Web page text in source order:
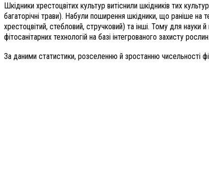
Шкідники хрестоцвітих культур витіснили шкідників тих
багаторічні трави). Набули поширення шкідники, що раніше на
хрестоцвітий, стебловий, стручковий) та інші. Тому для науки
фітосанітарних технологій на базі інтегрованого захисту рослин.
За даними статистики, розселенню й зростанню чисельності